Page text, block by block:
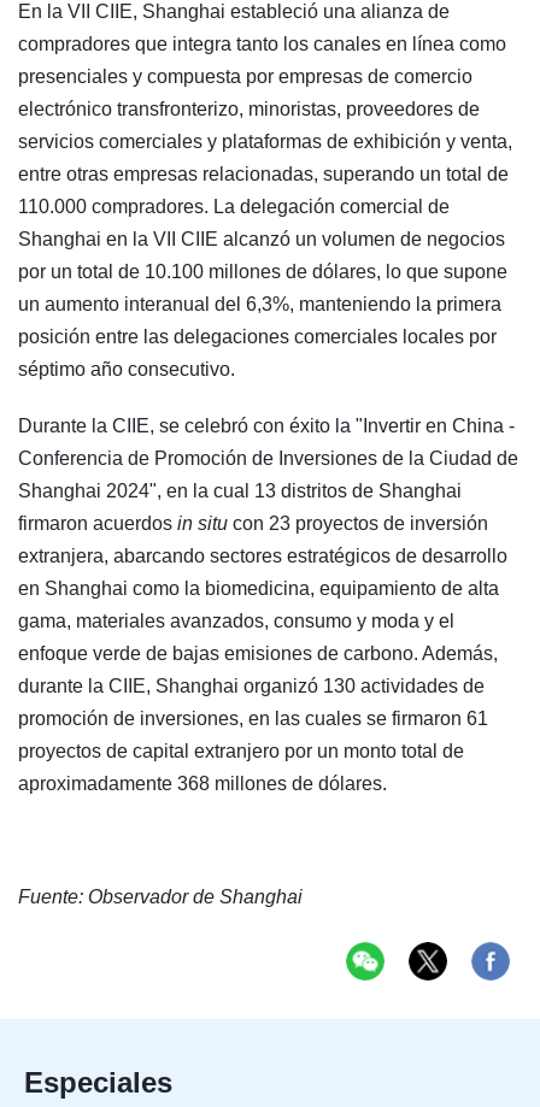
En la VII CIIE, Shanghai estableció una alianza de
compradores que integra tanto los canales en línea como
presenciales y compuesta por empresas de comercio
electrónico transfronterizo, minoristas, proveedores de
servicios comerciales y plataformas de exhibición y venta,
entre otras empresas relacionadas, superando un total de
110.000 compradores. La delegación comercial de
Shanghai en la VII CIIE alcanzó un volumen de negocios
por un total de 10.100 millones de dólares, lo que supone
un aumento interanual del 6,3%, manteniendo la primera
posición entre las delegaciones comerciales locales por
séptimo año consecutivo.
Durante la CIIE, se celebró con éxito la "Invertir en China -
Conferencia de Promoción de Inversiones de la Ciudad de
Shanghai 2024", en la cual 13 distritos de Shanghai
firmaron acuerdos in situ con 23 proyectos de inversión
extranjera, abarcando sectores estratégicos de desarrollo
en Shanghai como la biomedicina, equipamiento de alta
gama, materiales avanzados, consumo y moda y el
enfoque verde de bajas emisiones de carbono. Además,
durante la CIIE, Shanghai organizó 130 actividades de
promoción de inversiones, en las cuales se firmaron 61
proyectos de capital extranjero por un monto total de
aproximadamente 368 millones de dólares.
Fuente: Observador de Shanghai
Especiales